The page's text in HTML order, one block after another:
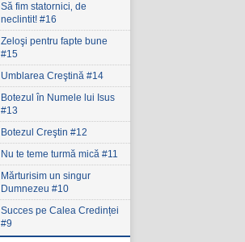
Să fim statornici‚ de
neclintit! #16
Zeloşi pentru fapte bune
#15
Umblarea Creştină #14
Botezul în Numele lui Isus
#13
Botezul Creştin #12
Nu te teme turmă mică #11
Mărturisim un singur
Dumnezeu #10
Succes pe Calea Credinței
#9